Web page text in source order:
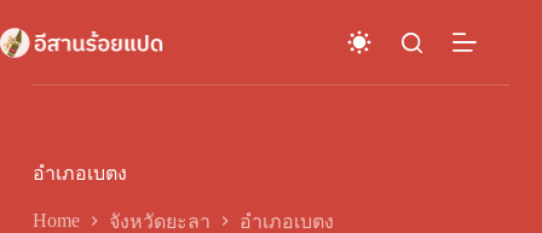
to
content
อำเภอเบตง
Home จังหวัดยะลา อำเภอเบตง